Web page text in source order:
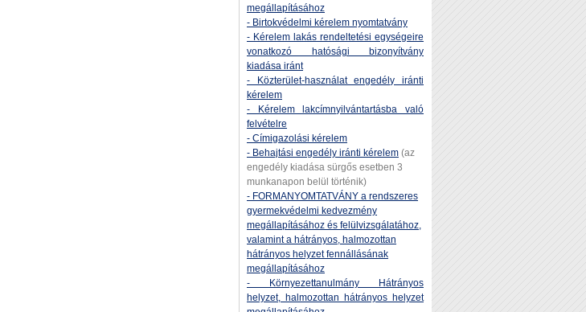
megállapításához
- Birtokvédelmi kérelem nyomtatvány
- Kérelem lakás rendeltetési egységeire
vonatkozó hatósági bizonyítvány
kiadása iránt
- Közterület-használat engedély iránti
kérelem
- Kérelem lakcímnyilvántartásba való
felvételre
- Címigazolási kérelem
- Behajtási engedély iránti kérelem (az
engedély kiadása sürgős esetben 3
munkanapon belül történik)
- FORMANYOMTATVÁNY a rendszeres
gyermekvédelmi kedvezmény
megállapításához és felülvizsgálatához,
valamint a hátrányos, halmozottan
hátrányos helyzet fennállásának
megállapításához
- Környezettanulmány Hátrányos
helyzet, halmozottan hátrányos helyzet